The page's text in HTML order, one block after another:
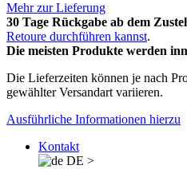
Mehr zur Lieferung
30 Tage Rückgabe ab dem
Retoure durchführen kannst.
Die meisten Produkte werden
Die Lieferzeiten können je nach
gewählter Versandart variieren.
Ausführliche Informationen hierzu
Kontakt
DE >